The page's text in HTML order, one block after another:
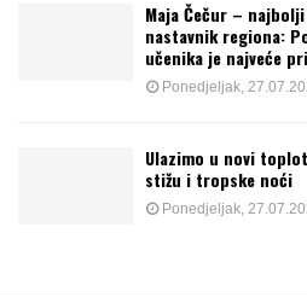
Maja Čečur – najbolji
nastavnik regiona:
učenika je najveće
Ponedjeljak,
Ulazimo u novi
stižu i tropske noći
Ponedjeljak,